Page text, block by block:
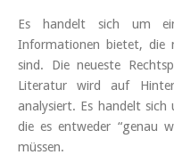
Es handelt sich um
Informationen bietet, die
sind. Die neueste
Literatur wird auf
analysiert. Es handelt
die es entweder “genau
müssen.